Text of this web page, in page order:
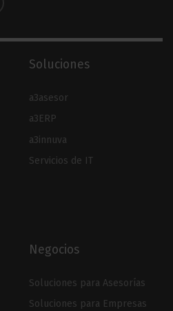
Soluciones
a3asesor
a3ERP
a3innuva
Servicios de IT
Negocios
Soluciones para Asesorías
Soluciones para Empresas